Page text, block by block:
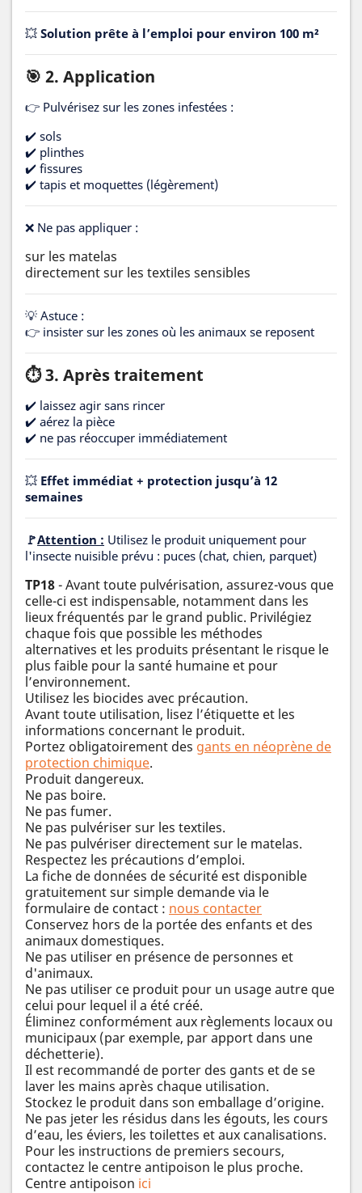
💥 Solution prête à l’emploi pour environ 100 m²
🎯 2. Application
👉 Pulvérisez sur les zones infestées :
✔️ sols
✔️ plinthes
✔️ fissures
✔️ tapis et moquettes (légèrement)
❌ Ne pas appliquer :
sur les matelas
directement sur les textiles sensibles
💡 Astuce :
👉 insister sur les zones où les animaux se reposent
⏱️ 3. Après traitement
✔️ laissez agir sans rincer
✔️ aérez la pièce
✔️ ne pas réoccuper immédiatement
💥 Effet immédiat + protection jusqu’à 12
semaines
🚩Attention : Utilisez le produit uniquement pour
l'insecte nuisible prévu : puces (chat, chien, parquet)
TP18- Avant toute pulvérisation, assurez-vous que
celle-ci est indispensable, notamment dans les
lieux fréquentés par le grand public. Privilégiez
chaque fois que possible les méthodes
alternatives et les produits présentant le risque le
plus faible pour la santé humaine et pour
l’environnement.
Utilisez les biocides avec précaution.
Avant toute utilisation, lisez l’étiquette et les
informations concernant le produit.
Portez obligatoirement des gants en néoprène de
protection chimique.
Produit dangereux.
Ne pas boire.
Ne pas fumer.
Ne pas pulvériser sur les textiles.
Ne pas pulvériser directement sur le matelas.
Respectez les précautions d’emploi.
La fiche de données de sécurité est disponible
gratuitement sur simple demande via le
formulaire de contact : nous contacter
Conservez hors de la portée des enfants et des
animaux domestiques.
Ne pas utiliser en présence de personnes et
d'animaux.
Ne pas utiliser ce produit pour un usage autre que
celui pour lequel il a été créé.
Éliminez conformément aux règlements locaux ou
municipaux (par exemple, par apport dans une
déchetterie).
Il est recommandé de porter des gants et de se
laver les mains après chaque utilisation.
Stockez le produit dans son emballage d’origine.
Ne pas jeter les résidus dans les égouts, les cours
d’eau, les éviers, les toilettes et aux canalisations.
Pour les instructions de premiers secours,
contactez le centre antipoison le plus proche.
Centre antipoison ici